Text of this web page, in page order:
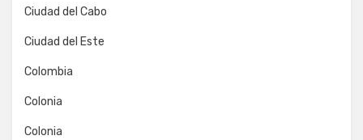
Ciudad del Cabo
Ciudad del Este
Colombia
Colonia
Colonia